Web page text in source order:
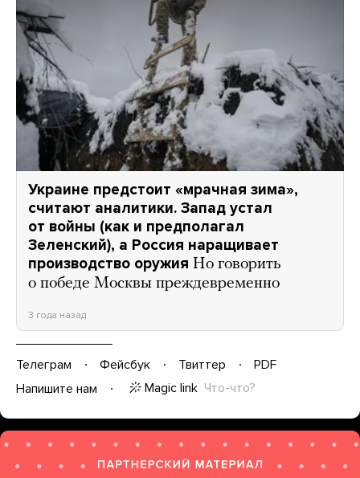
Украине предстоит «мрачная зима»,
считают аналитики. Запад устал
от войны (как и предполагал
Зеленский), а Россия наращивает
производство оружия Но говорить
о победе Москвы преждевременно
3 года назад
Телеграм Фейсбук Твиттер
PDF
Напишите нам
Magic link Что-что?